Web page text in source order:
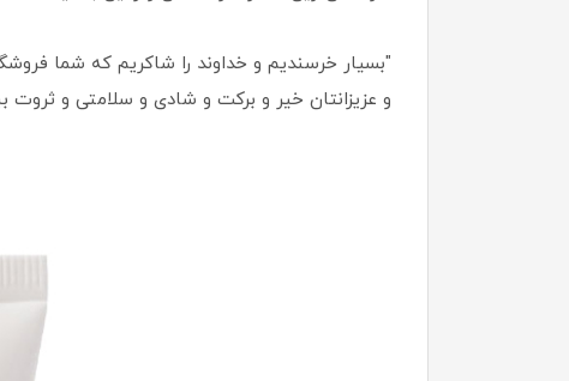
"بسیار خرسندیم و خداوند را شاکریم که شما
و عزیزانتان خیر و برکت و شادی و سلامتی و ثروت